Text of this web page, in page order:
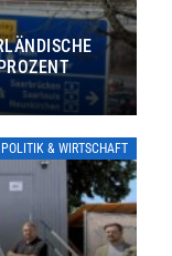
POLITIK & WIRTSCHAFT